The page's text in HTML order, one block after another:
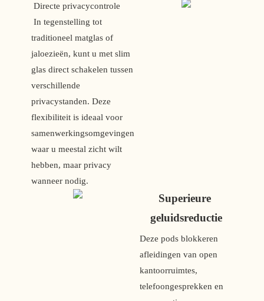
Directe privacycontrole
In tegenstelling tot
traditioneel matglas of
jaloezieën, kunt u met slim
glas direct schakelen tussen
verschillende
privacystanden. Deze
flexibiliteit is ideaal voor
samenwerkingsomgevingen
waar u meestal zicht wilt
hebben, maar privacy
wanneer nodig.
Superieure
geluidsreductie
Deze pods blokkeren
afleidingen van open
kantoorruimtes,
telefoongesprekken en